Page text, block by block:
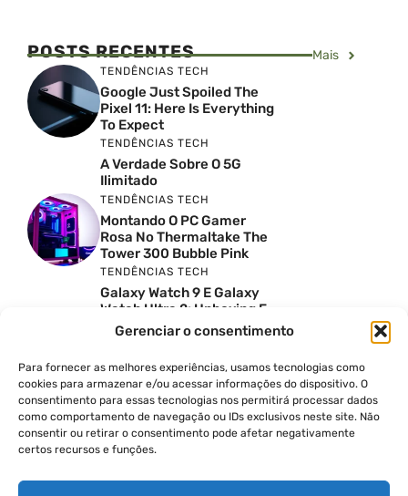
Gerenciar o consentimento
Para fornecer as melhores experiências, usamos tecnologias como
cookies para armazenar e/ou acessar informações do dispositivo. O
consentimento para essas tecnologias nos permitirá processar dados
como comportamento de navegação ou IDs exclusivos neste site. Não
consentir ou retirar o consentimento pode afetar negativamente
certos recursos e funções.
POSTS RECENTES Mais
TENDÊNCIAS TECH
Google Just Spoiled The
Pixel 11: Here Is Everything
To Expect
TENDÊNCIAS TECH
A Verdade Sobre O 5G
Ilimitado
TENDÊNCIAS TECH
Montando O PC Gamer
Rosa No Thermaltake The
Tower 300 Bubble Pink
TENDÊNCIAS TECH
Galaxy Watch 9 E Galaxy
Watch Ultra 2: Unboxing E
Preço No Brasil
Reviews Do YouTube Sao
Confiaveis? A Verdade Nao
E Tao Simples
TENDÊNCIAS TECH
Por Que Eu Deveria
Escolher Um Notebook